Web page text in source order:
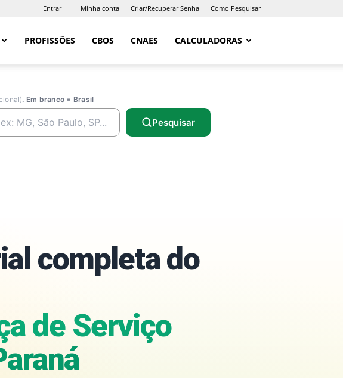
Entrar Minha conta Criar/Recuperar Senha Como Pesquisar
PROFISSÕES CBOS CNAES CALCULADORAS
. Em branco = Brasil
Pesquisar
completa do
de Serviço